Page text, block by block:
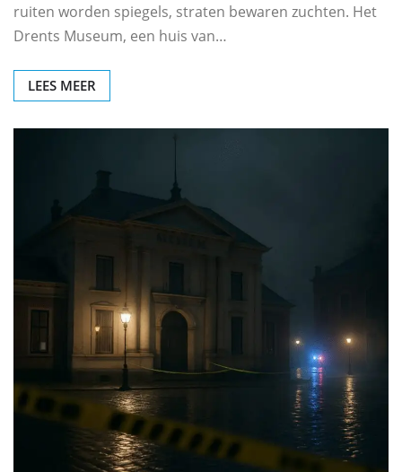
ruiten worden spiegels, straten bewaren zuchten. Het
Drents Museum, een huis van…
LEES MEER